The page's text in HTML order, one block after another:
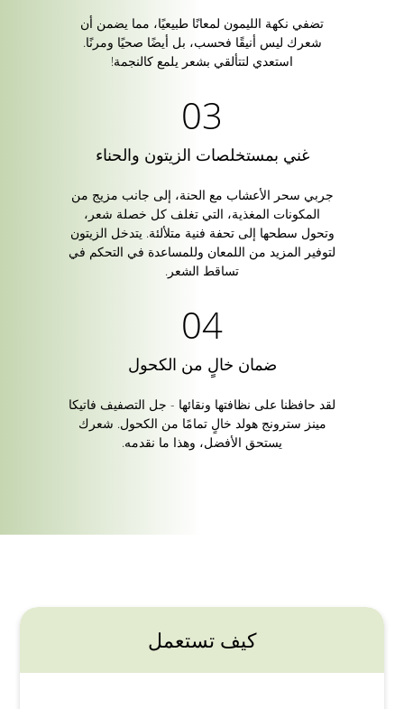
تضفي نكهة الليمون لمعانًا طبيعيًا، مما يضمن أن
شعرك ليس أنيقًا فحسب، بل أيضًا صحيًا ومرنًا.
استعدي لتتألقي بشعر يلمع كالنجمة!
غني بمستخلصات الزيتون والحناء
جربي سحر الأعشاب مع الحنة، إلى جانب مزيج من
المكونات المغذية، التي تغلف كل خصلة شعر،
وتحول سطحها إلى تحفة فنية متلألئة. يتدخل الزيتون
لتوفير المزيد من اللمعان وللمساعدة في التحكم في
تساقط الشعر.
ضمان خالٍ من الكحول
لقد حافظنا على نظافتها ونقائها - جل التصفيف فاتيكا
مينز سترونج هولد خالٍ تمامًا من الكحول. شعرك
يستحق الأفضل، وهذا ما نقدمه.
كيف تستعمل